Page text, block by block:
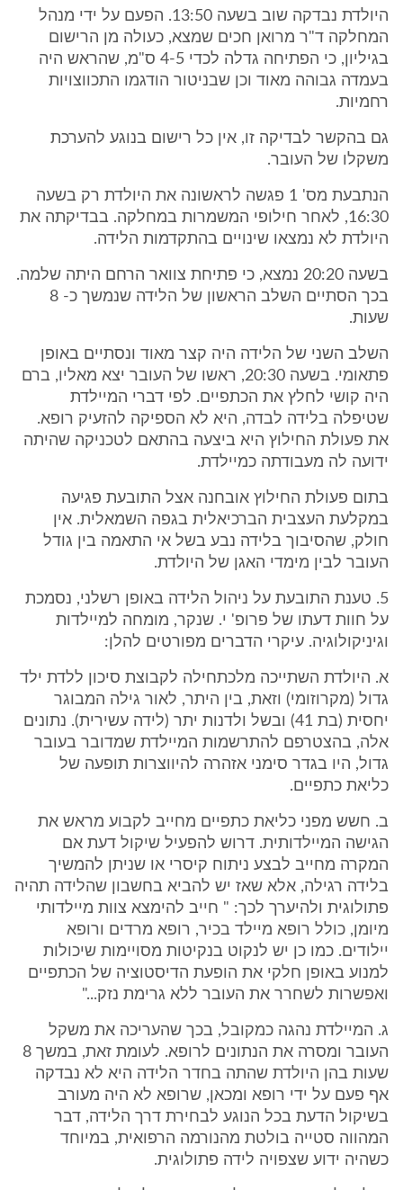
היולדת נבדקה שוב בשעה 13:50. הפעם על ידי מנהל
המחלקה ד"ר מרואן חכים שמצא, כעולה מן הרישום
בגיליון, כי הפתיחה גדלה לכדי 4-5 ס"מ, שהראש היה
בעמדה גבוהה מאוד וכן שבניטור הודגמו התכווצויות
רחמיות.
גם בהקשר לבדיקה זו, אין כל רישום בנוגע להערכת
משקלו של העובר.
הנתבעת מס' 1 פגשה לראשונה את היולדת רק בשעה
16:30, לאחר חילופי המשמרות במחלקה. בבדיקתה את
היולדת לא נמצאו שינויים בהתקדמות הלידה.
בשעה 20:20 נמצא, כי פתיחת צוואר הרחם היתה שלמה.
בכך הסתיים השלב הראשון של הלידה שנמשך כ- 8
שעות.
השלב השני של הלידה היה קצר מאוד ונסתיים באופן
פתאומי. בשעה 20:30, ראשו של העובר יצא מאליו, ברם
היה קושי לחלץ את הכתפיים. לפי דברי המיילדת
שטיפלה בלידה לבדה, היא לא הספיקה להזעיק רופא.
את פעולת החילוץ היא ביצעה בהתאם לטכניקה שהיתה
ידועה לה מעבודתה כמיילדת.
בתום פעולת החילוץ אובחנה אצל התובעת פגיעה
במקלעת העצבית הברכיאלית בגפה השמאלית. אין
חולק, שהסיבוך בלידה נבע בשל אי התאמה בין גודל
העובר לבין מימדי האגן של היולדת.
5. טענת התובעת על ניהול הלידה באופן רשלני, נסמכת
על חוות דעתו של פרופ' י. שנקר, מומחה למיילדות
וגיניקולוגיה. עיקרי הדברים מפורטים להלן:
א. היולדת השתייכה מלכתחילה לקבוצת סיכון ללדת ילד
גדול (מקרוזומי) וזאת, בין היתר, לאור גילה המבוגר
יחסית (בת 41) ובשל ולדנות יתר (לידה עשירית). נתונים
אלה, בהצטרפם להתרשמות המיילדת שמדובר בעובר
גדול, היו בגדר סימני אזהרה להיווצרות תופעה של
כליאת כתפיים.
ב. חשש מפני כליאת כתפיים מחייב לקבוע מראש את
הגישה המיילדותית. דרוש להפעיל שיקול דעת אם
המקרה מחייב לבצע ניתוח קיסרי או שניתן להמשיך
בלידה רגילה, אלא שאז יש להביא בחשבון שהלידה תהיה
פתולוגית ולהיערך לכך: " חייב להימצא צוות מיילדותי
מיומן, כולל רופא מיילד בכיר, רופא מרדים ורופא
יילודים. כמו כן יש לנקוט בנקיטות מסויימות שיכולות
למנוע באופן חלקי את הופעת הדיסטוציה של הכתפיים
ואפשרות לשחרר את העובר ללא גרימת נזק..."
ג. המיילדת נהגה כמקובל, בכך שהעריכה את משקל
העובר ומסרה את הנתונים לרופא. לעומת זאת, במשך 8
שעות בהן היולדת שהתה בחדר הלידה היא לא נבדקה
אף פעם על ידי רופא ומכאן, שרופא לא היה מעורב
בשיקול הדעת בכל הנוגע לבחירת דרך הלידה, דבר
המהווה סטייה בולטת מהנורמה הרפואית, במיוחד
כשהיה ידוע שצפויה לידה פתולוגית.